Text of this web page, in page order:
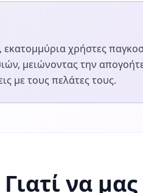
χρήστες
μειώνοντας την
με τους πελάτες τους.
Γιατί να